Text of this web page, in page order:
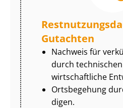
Gutachten
Nachweis für
durch
wirtschaftliche
Ortsbegehung
di­gen.